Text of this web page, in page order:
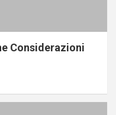
Considerazioni